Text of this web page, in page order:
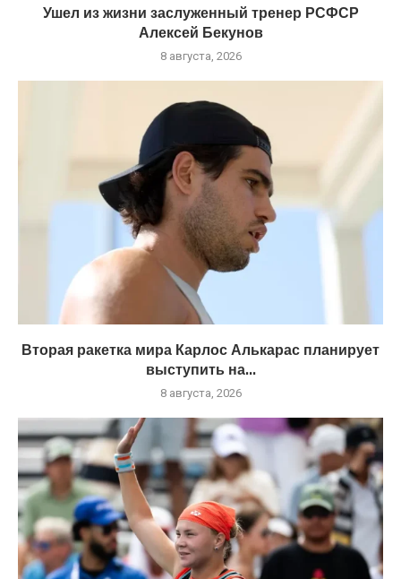
Ушел из жизни заслуженный тренер РСФСР
Алексей Бекунов
8 августа, 2026
Вторая ракетка мира Карлос Алькарас планирует
выступить на...
8 августа, 2026